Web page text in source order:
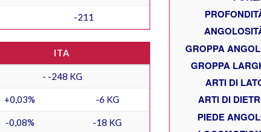
-211
ITA
- -248 KG
+0,03% -6 KG
-0,08% -18 KG